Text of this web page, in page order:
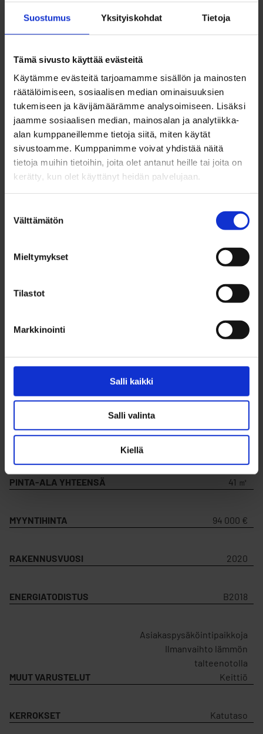
Suostumus Yksityiskohdat Tietoja
Tämä sivusto käyttää evästeitä
Käytämme evästeitä tarjoamamme sisällön ja mainosten
räätälöimiseen, sosiaalisen median ominaisuuksien
tukemiseen ja kävijämäärämme analysoimiseen. Lisäksi
jaamme sosiaalisen median, mainosalan ja analytiikka-
alan kumppaneillemme tietoja siitä, miten käytät
sivustoamme. Kumppanimme voivat yhdistää näitä
tietoja muihin tietoihin, joita olet antanut heille tai joita on
kerätty, kun olet käyttänyt heidän palvelujaan.
valinta
Välttämätön
Mieltymykset
Tilastot
Markkinointi
Salli kaikki
Salli valinta
Kiellä
SIJAINTI
Kanahaukantie 17 LT 2, 90250
Kaukovainio
Toimisto
SIJOITUSKOHTEENA
Ei
PINTA-ALA YHTEENSÄ 41 ㎡
MYYNTIHINTA 94 000 €
RAKENNUSVUOSI 2020
ENERGIATODISTUS B2018
MUUT VARUSTELUT
Asiakaspysäköintipaikkoja
Ilmanvaihto lämmön
talteenotolla
Keittiö
KERROKSET Katutaso